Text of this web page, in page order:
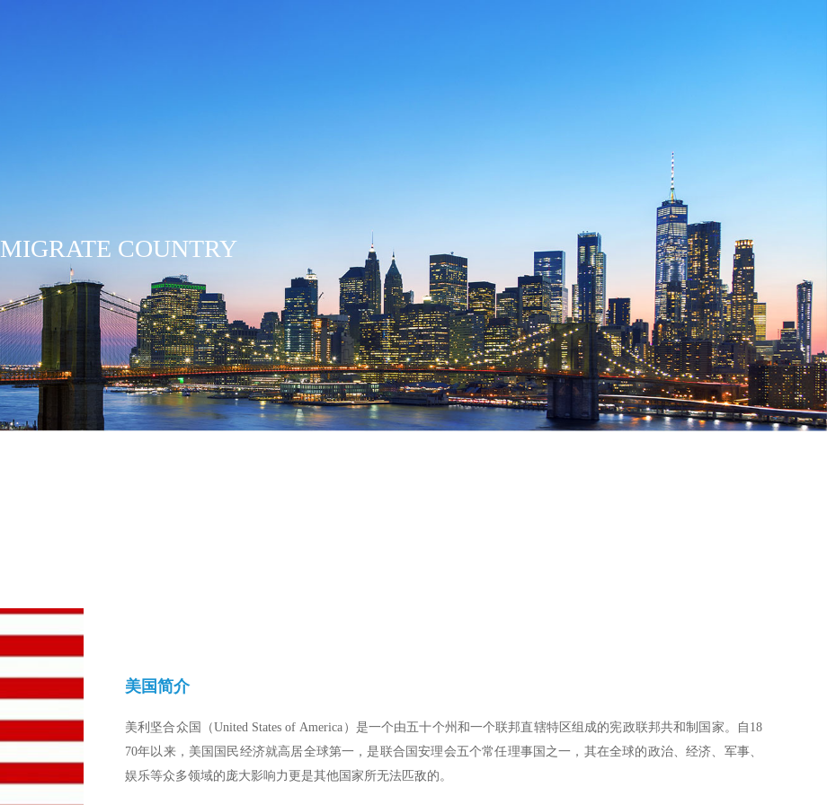
MIGRATE COUNTRY
美国简介
美利坚合众国（United States of America）是一个由五十个州和一个联邦直辖特区组成的宪政联邦共和制国家。自18
70年以来，美国国民经济就高居全球第一，是联合国安理会五个常任理事国之一，其在全球的政治、经济、军事、
娱乐等众多领域的庞大影响力更是其他国家所无法匹敌的。